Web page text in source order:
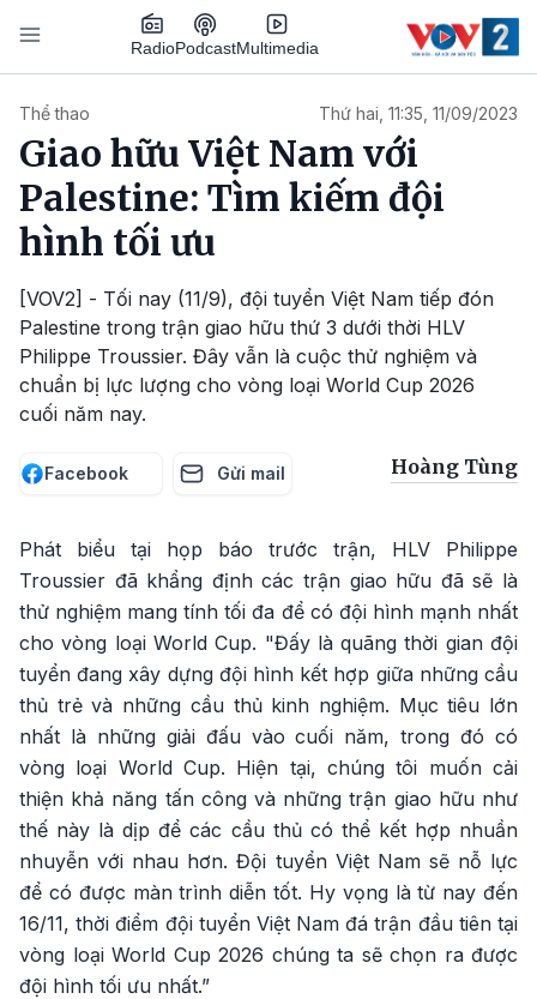
Nhảy đến nội dung
RadioPodcastMultimedia
Thể thao Thứ hai, 11:35, 11/09/2023
Giao hữu Việt Nam với
Palestine: Tìm kiếm đội
hình tối ưu
[VOV2] - Tối nay (11/9), đội tuyển Việt Nam tiếp đón
Palestine trong trận giao hữu thứ 3 dưới thời HLV
Philippe Troussier. Đây vẫn là cuộc thử nghiệm và
chuẩn bị lực lượng cho vòng loại World Cup 2026
cuối năm nay.
Facebook Gửi mail Hoàng Tùng
Phát biểu tại họp báo trước trận, HLV Philippe
Troussier đã khẩng định các trận giao hữu đã sẽ là
thử nghiệm mang tính tối đa để có đội hình mạnh nhất
cho vòng loại World Cup. "Đấy là quãng thời gian đội
tuyển đang xây dựng đội hình kết hợp giữa những cầu
thủ trẻ và những cầu thủ kinh nghiệm. Mục tiêu lớn
nhất là những giải đấu vào cuối năm, trong đó có
vòng loại World Cup. Hiện tại, chúng tôi muốn cải
thiện khả năng tấn công và những trận giao hữu như
thế này là dịp để các cầu thủ có thể kết hợp nhuần
nhuyễn với nhau hơn. Đội tuyển Việt Nam sẽ nỗ lực
để có được màn trình diễn tốt. Hy vọng là từ nay đến
16/11, thời điểm đội tuyển Việt Nam đá trận đầu tiên tại
vòng loại World Cup 2026 chúng ta sẽ chọn ra được
đội hình tối ưu nhất.”